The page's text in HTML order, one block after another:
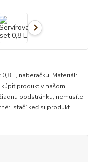
L, naberačku. Materiál:
produkt v našom
podstránku, nemusíte
stačí keď si produkt